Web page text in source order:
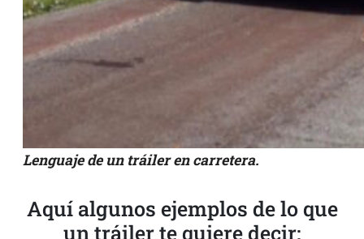
Lenguaje de un tráiler en carretera.
Aquí algunos ejemplos de lo que
un tráiler te quiere decir: